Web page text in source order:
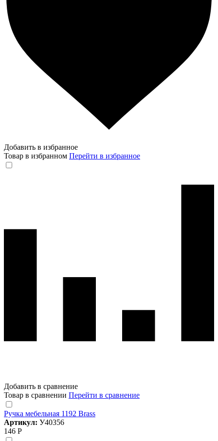
Добавить в избранное
Товар в избранном Перейти в избранное
Добавить в сравнение
Товар в сравнении Перейти в сравнение
Ручка мебельная 1192 Brass
Артикул: У40356
146 Р